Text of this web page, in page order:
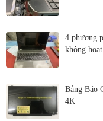
4 phương
không
Bảng Báo
4K